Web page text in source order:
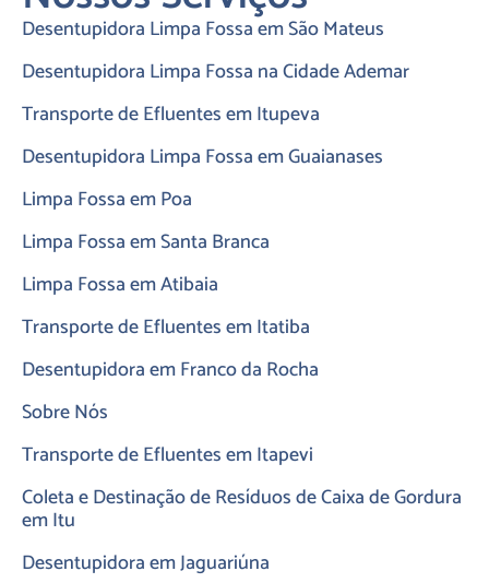
Desentupidora Limpa Fossa em São Mateus
Desentupidora Limpa Fossa na Cidade Ademar
Transporte de Efluentes em Itupeva
Desentupidora Limpa Fossa em Guaianases
Limpa Fossa em Poa
Limpa Fossa em Santa Branca
Limpa Fossa em Atibaia
Transporte de Efluentes em Itatiba
Desentupidora em Franco da Rocha
Sobre Nós
Transporte de Efluentes em Itapevi
Coleta e Destinação de Resíduos de Caixa de Gordura
em Itu
Desentupidora em Jaguariúna